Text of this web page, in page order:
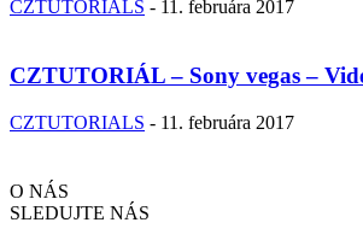
CZTUTORIALS - 11. februára 2017
CZTUTORIÁL – Sony vegas –
CZTUTORIALS - 11. februára 2017
O NÁS
SLEDUJTE NÁS